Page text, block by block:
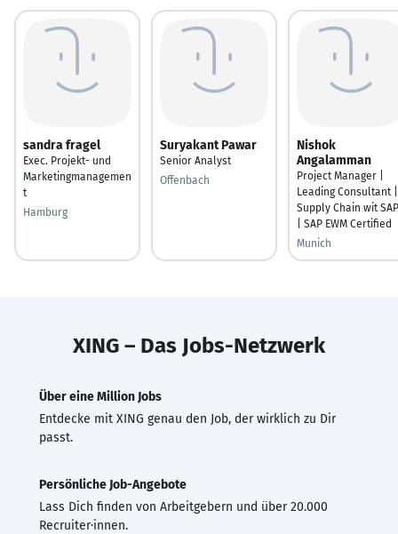
sandra fragel
Exec. Projekt- und
Marketingmanagemen
t
Hamburg
Suryakant Pawar
Senior Analyst
Offenbach
Nishok
Angalamman
Project Manager |
Leading Consultant |
Supply Chain wit SAP
| SAP EWM Certified
Munich
XING – Das Jobs-Netzwerk
Über eine Million Jobs
Entdecke mit XING genau den Job, der wirklich zu Dir
passt.
Persönliche Job-Angebote
Lass Dich finden von Arbeitgebern und über 20.000
Recruiter·innen.